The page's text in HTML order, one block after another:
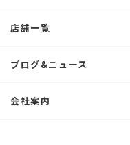
店舗一覧
ブログ&ニュース
会社案内